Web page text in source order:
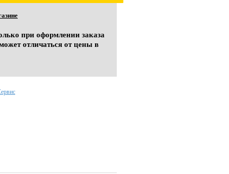
при оформлении заказа
отличаться от цены в